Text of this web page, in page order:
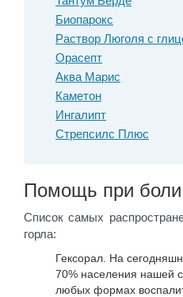
Биопарокс
Раствор Люголя с
Орасепт
Аква Марис
Каметон
Ингалипт
Стрепсилс Плюс
Помощь при боли
Список самых
горла:
Гексорал. На
70% населения нашей
любых формах